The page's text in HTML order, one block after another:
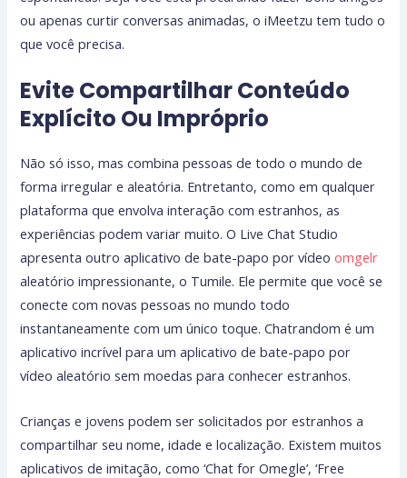
ou apenas curtir conversas animadas, o iMeetzu tem tudo o
que você precisa.
Evite Compartilhar Conteúdo
Explícito Ou Impróprio
Não só isso, mas combina pessoas de todo o mundo de
forma irregular e aleatória. Entretanto, como em qualquer
plataforma que envolva interação com estranhos, as
experiências podem variar muito. O Live Chat Studio
apresenta outro aplicativo de bate-papo por vídeoomgelr
aleatório impressionante, o Tumile. Ele permite que você se
conecte com novas pessoas no mundo todo
instantaneamente com um único toque. Chatrandom é um
aplicativo incrível para um aplicativo de bate-papo por
vídeo aleatório sem moedas para conhecer estranhos.
Crianças e jovens podem ser solicitados por estranhos a
compartilhar seu nome, idade e localização. Existem muitos
aplicativos de imitação, como ‘Chat for Omegle’, ‘Free